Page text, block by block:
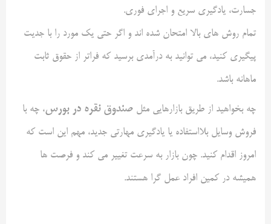
جسارت، یادگیری سریع و اجرای فوری.
تمام روش های بالا امتحان شده اند و اگر حتی یک مورد را با جدیت
پیگیری کنید، می توانید به درآمدی برسید که فراتر از حقوق ثابت
ماهانه باشد.
چه بخواهید از طریق بازارهایی مثل صندوق نقره در بورس، چه با
فروش وسایل بلااستفاده یا یادگیری مهارتی جدید، مهم این است که
امروز اقدام کنید. چون بازار به سرعت تغییر می کند و فرصت ها
همیشه در کمین افراد عمل گرا هستند.